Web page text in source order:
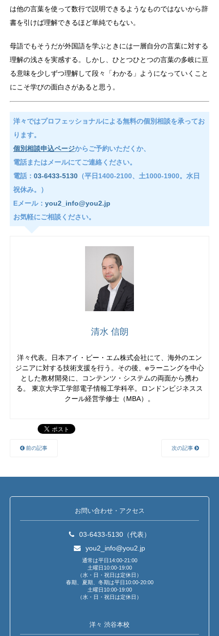
は他の言葉を使って数行で説明できるようなものではないから辞
書を引けば理解できるほど単純でもない。
母語でもそうだが外国語を学ぶときには一層自分の言葉に対する
理解の浅さを実感する。しかし、ひとつひとつの言葉の多岐に亘
る意味を少しずつ理解して段々「わかる」ようになっていくこと
にこそ学びの面白さがあると思う。
洋々ではプロフェッショナルによる無料の個別相談を承ってお
ります。
個別相談申込ページからご予約いただくか、
電話またはメールにてご連絡ください。
電話： 03-6433-5130 （平日1400-2100、土1000-1900。水日
祝休み。）
Eメール： you2_info@you2.jp
お気軽にご相談ください。
清水 信朗
洋々代表。日本アイ・ビー・エム株式会社にて、海外のエン
ジニアに対する技術支援を行う。その後、eラーニングを中心
とした教材開発に、コンテンツ・システムの両面から携わ
る。 東京大学工学部電子情報工学科卒。ロンドンビジネスス
クール経営学修士（MBA）。
前の記事 次の記事
お問い合わせ・アクセス
03-6433-5130（代表）
you2_info@you2.jp
通常は平日14:00-21:00
土曜日10:00-19:00
（水・日・祝日は定休日）
春期、夏期、冬期は平日10:00-20:00
土曜日10:00-19:00
（水・日・祝日は定休日）
洋々 渋谷本校